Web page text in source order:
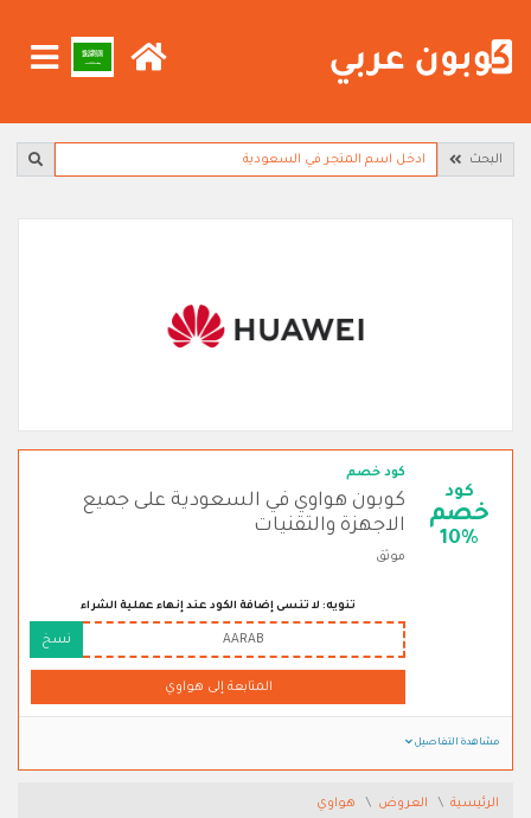
البحث
كود
خصم
10%
كود خصم
كوبون هواوي في السعودية على جميع
الاجهزة والتقنيات
موثق
تنويه: لا تنسى إضافة الكود عند إنهاء عملية الشراء
AARAB نسخ
المتابعة إلى هواوي
مشاهدة التفاصيل
الرئيسية العروض هواوي